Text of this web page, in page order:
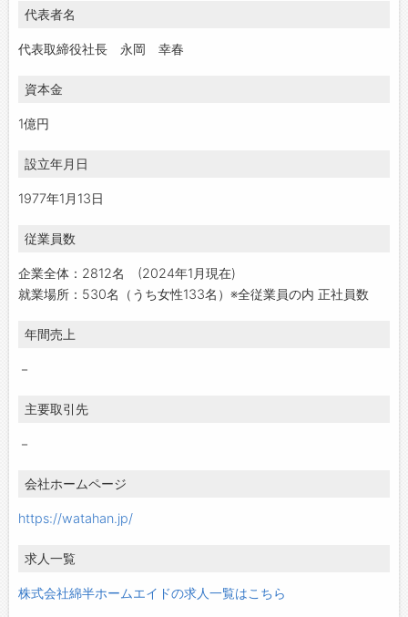
代表者名
代表取締役社長 永岡 幸春
資本金
1億円
設立年月日
1977年1月13日
従業員数
企業全体：2812名 (2024年1月現在)
就業場所：530名（うち女性133名）※全従業員の内 正社員数
年間売上
－
主要取引先
－
会社ホームページ
https://watahan.jp/
求人一覧
株式会社綿半ホームエイドの求人一覧はこちら